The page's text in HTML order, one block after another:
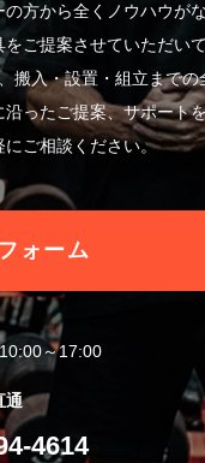
方から全くノウハウが
ご提案させていただいて
搬入・設置・組立まで
ったご提案、サポート
ご相談ください。
ォーム
～17:00
通
4614